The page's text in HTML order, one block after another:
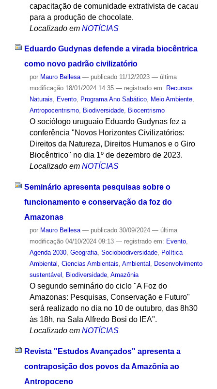
capacitação de comunidade extrativista de cacau
para a produção de chocolate.
Localizado em NOTÍCIAS
Eduardo Gudynas defende a virada biocêntrica
como novo padrão civilizatório
por Mauro Bellesa — publicado11/12/2023 — última
modificação18/01/2024 14:35 — registrado em: Recursos
Naturais, Evento, Programa Ano Sabático, Meio Ambiente,
Antropocentrismo, Biodiversidade, Biocentrismo
O sociólogo uruguaio Eduardo Gudynas fez a
conferência "Novos Horizontes Civilizatórios:
Direitos da Natureza, Direitos Humanos e o Giro
Biocêntrico" no dia 1º de dezembro de 2023.
Localizado em NOTÍCIAS
Seminário apresenta pesquisas sobre o
funcionamento e conservação da foz do
Amazonas
por Mauro Bellesa — publicado30/09/2024 — última
modificação04/10/2024 09:13 — registrado em: Evento,
Agenda 2030, Geografia, Sociobiodiversidade, Política
Ambiental , Ciencias Ambientais, Ambiental , Desenvolvimento
sustentável , Biodiversidade, Amazônia
O segundo seminário do ciclo "A Foz do
Amazonas: Pesquisas, Conservação e Futuro"
será realizado no dia no 10 de outubro, das 8h30
às 18h, na Sala Alfredo Bosi do IEA".
Localizado em NOTÍCIAS
Revista "Estudos Avançados" apresenta a
contraposição dos povos da Amazônia ao
Antropoceno